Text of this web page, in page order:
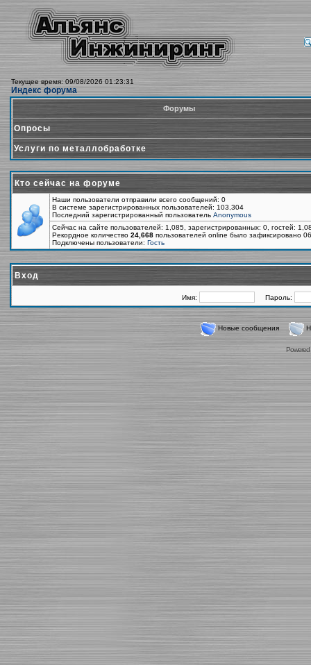
Текущее время: 09/08/2026 01:23:31
Индекс форума
Форумы
Опросы
Услуги по металлобработке
Кто сейчас на форуме
Наши пользователи отправили всего сообщений: 0
В системе зарегистрированных пользователей: 103,304
Последний зарегистрированный пользователь Anonymous
Сейчас на сайте пользователей: 1,085, зарегистрированных: 0, гостей:
Рекордное количество 24,668 пользователей online было зафиксировано
Подключены пользователи: Гость
Вход
Имя: Пароль:
Новые сообщения